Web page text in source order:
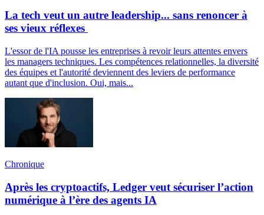
La tech veut un autre leadership... sans renoncer à
ses vieux réflexes
L'essor de l'IA pousse les entreprises à revoir leurs attentes envers
les managers techniques. Les compétences relationnelles, la diversité
des équipes et l'autorité deviennent des leviers de performance
autant que d'inclusion. Oui, mais...
Chronique
Après les cryptoactifs, Ledger veut sécuriser l’action
numérique à l’ère des agents IA